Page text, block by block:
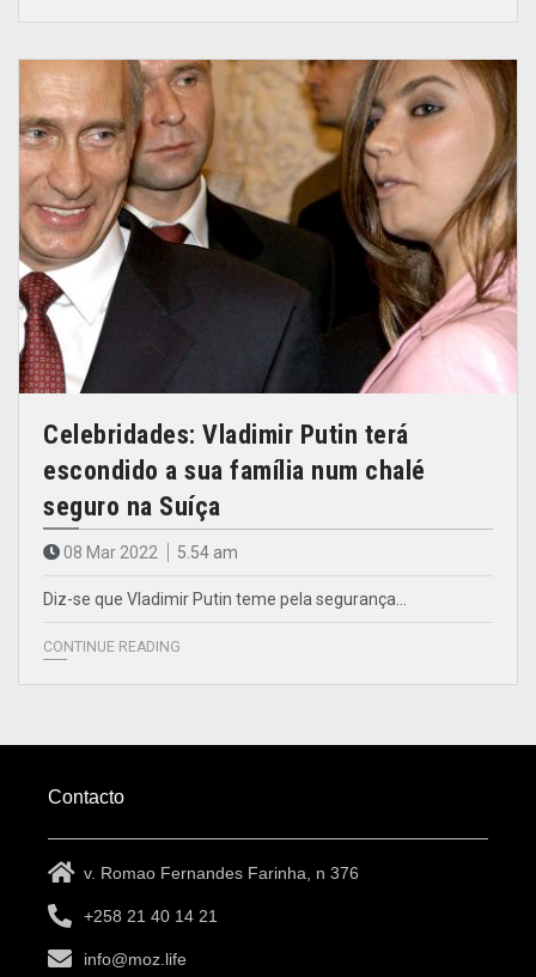
Celebridades: Vladimir Putin terá
escondido a sua família num chalé
seguro na Suíça
08 Mar 2022 5.54 am
Diz-se que Vladimir Putin teme pela segurança…
CONTINUE READING
Contacto
v. Romao Fernandes Farinha, n 376
+258 21 40 14 21
info@moz.life